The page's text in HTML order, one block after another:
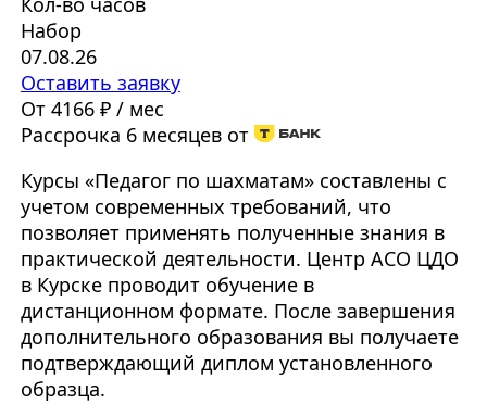
Набор
07.08.26
Оставить заявку
От 4166 ₽ / мес
Рассрочка 6 месяцев от
Курсы «Педагог по шахматам» составлены с
учетом современных требований, что
позволяет применять полученные знания в
практической деятельности. Центр АСО ЦДО
в Курске проводит обучение в
дистанционном формате. После завершения
дополнительного образования вы получаете
подтверждающий диплом установленного
образца.